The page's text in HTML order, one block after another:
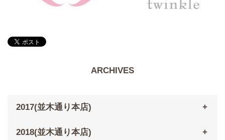
ARCHIVES
2017(並木通り本店)
2018(並木通り本店)